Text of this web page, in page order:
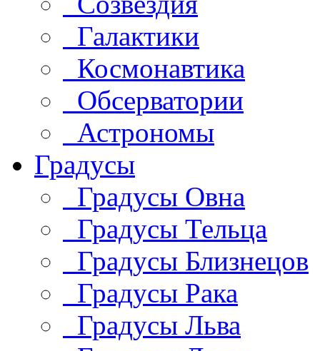
Галактики
Космонавтика
Обсерватории
Астрономы
Градусы
Градусы Овна
Градусы Тельца
Градусы Близнецов
Градусы Рака
Градусы Льва